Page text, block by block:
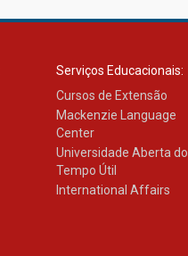
Serviços Educacionais:
Cursos de Extensão
Mackenzie Language
Center
Universidade Aberta do
Tempo Útil
International Affairs